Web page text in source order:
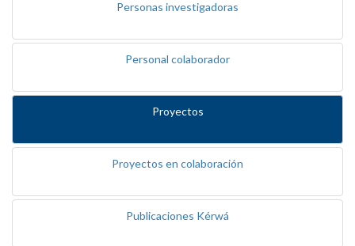
Personas investigadoras
Personal colaborador
Proyectos
Proyectos en colaboración
Publicaciones Kérwá